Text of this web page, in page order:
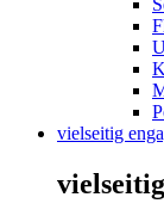
vielseitig